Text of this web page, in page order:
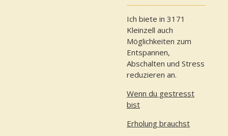
Ich biete in 3171
Kleinzell auch
Möglichkeiten zum
Entspannen,
Abschalten und Stress
reduzieren an.
Wenn du gestresst
bist
Erholung brauchst